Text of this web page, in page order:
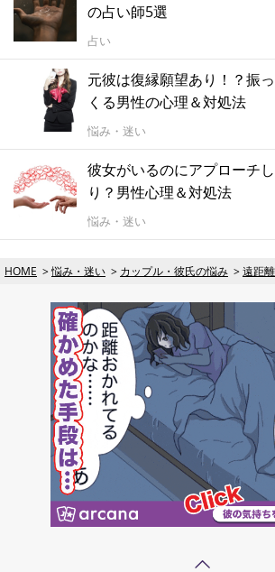
の占い師5選
占い
元彼は復縁願望あり！？振
くる男性の心理＆対処法
悩み・迷い
彼女がいるのにアプローチ
り？男性心理＆対処法
悩み・迷い
HOME 悩み・迷い カップル・彼氏の悩み 遠距